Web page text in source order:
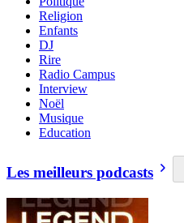
Religion
Enfants
DJ
Rire
Radio Campus
Interview
Noël
Musique
Education
Les meilleurs podcasts